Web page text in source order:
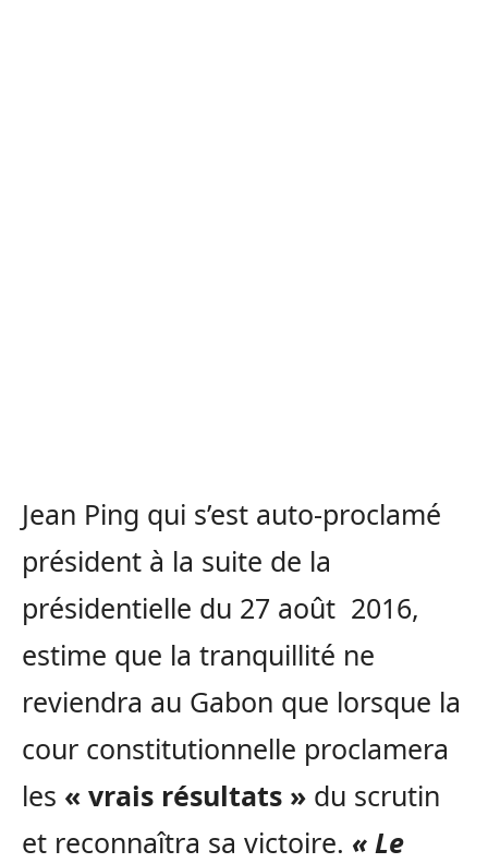
Jean Ping qui s’est auto-proclamé
président à la suite de la
présidentielle du 27 août 2016,
estime que la tranquillité ne
reviendra au Gabon que lorsque la
cour constitutionnelle proclamera
les « vrais résultats » du scrutin
et reconnaîtra sa victoire. « Le